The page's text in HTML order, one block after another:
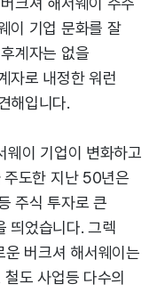
이 기업 문화를 잘
계자는 없을
자로 내정한 워런
해입니다.
웨이 기업이 변화하고
주도한 지난 50년은
주식 투자로 큰
띄었습니다. 그렉
버크셔 해서웨이는
도 사업등 다수의